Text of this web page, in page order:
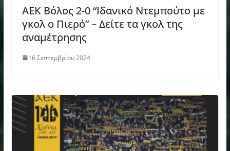
ΑΕΚ Βόλος 2-0 “Ιδανικό Ντεμπούτο με
γκολ ο Πιερό” – Δείτε τα γκολ της
αναμέτρησης
16 Σεπτεμβρίου 2024